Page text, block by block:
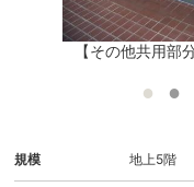
【その他共用部
規模 地上5階